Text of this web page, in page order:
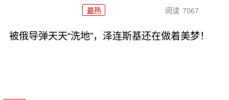
最热 阅读 7067
被俄导弹天天“洗地”，泽连斯基还在做着美梦！